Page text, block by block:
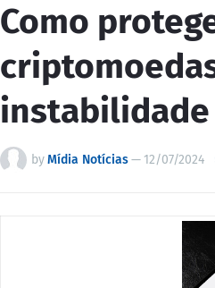
Como
instabilidade
byMídia Notícias— 12/07/2024